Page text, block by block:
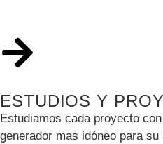
ESTUDIOS Y
Estudiamos cada proyecto
generador mas idóneo para